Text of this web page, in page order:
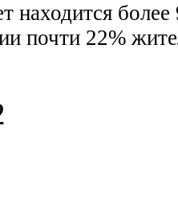
более
почти 22%